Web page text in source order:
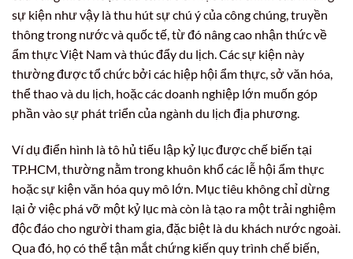
sự kiện như vậy là thu hút sự chú ý của công chúng, truyền
thông trong nước và quốc tế, từ đó nâng cao nhận thức về
ẩm thực Việt Nam và thúc đẩy du lịch. Các sự kiện này
thường được tổ chức bởi các hiệp hội ẩm thực, sở văn hóa,
thể thao và du lịch, hoặc các doanh nghiệp lớn muốn góp
phần vào sự phát triển của ngành du lịch địa phương.
Ví dụ điển hình là tô hủ tiếu lập kỷ lục được chế biến tại
TP.HCM, thường nằm trong khuôn khổ các lễ hội ẩm thực
hoặc sự kiện văn hóa quy mô lớn. Mục tiêu không chỉ dừng
lại ở việc phá vỡ một kỷ lục mà còn là tạo ra một trải nghiệm
độc đáo cho người tham gia, đặc biệt là du khách nước ngoài.
Qua đó, họ có thể tận mắt chứng kiến quy trình chế biến,